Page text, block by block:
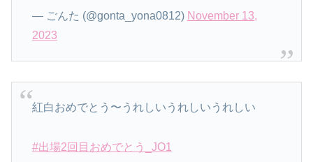
— ごんた (@gonta_yona0812) November 13,
2023
紅白おめでとう〜うれしいうれしいうれしい
#出場2回目おめでとう_JO1